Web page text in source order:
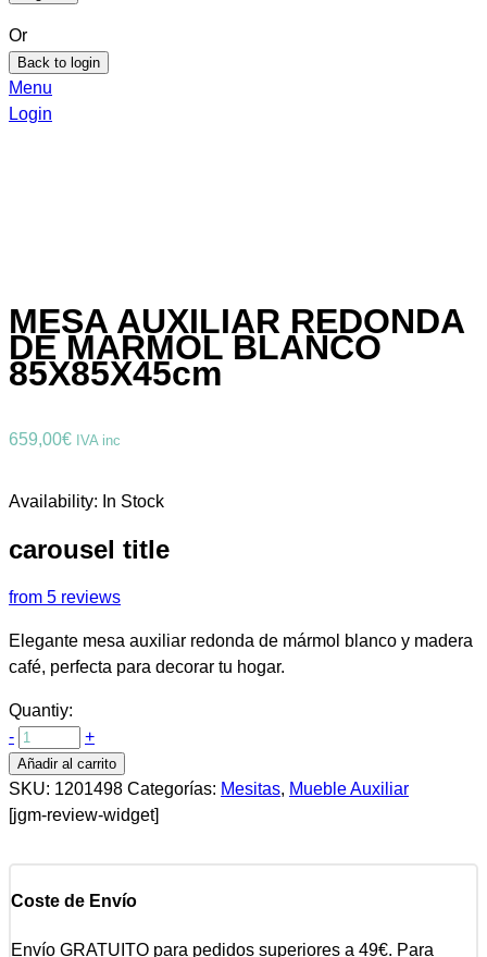
Or
Back to login
Menu
Login
MESA AUXILIAR REDONDA
DE MARMOL BLANCO
85X85X45cm
659,00€ IVA inc
Availability: In Stock
carousel title
from 5 reviews
Elegante mesa auxiliar redonda de mármol blanco y madera
café, perfecta para decorar tu hogar.
Quantiy:
-
+
Añadir al carrito
SKU: 1201498 Categorías: Mesitas, Mueble Auxiliar
[jgm-review-widget]
Coste de Envío
Envío GRATUITO para pedidos superiores a 49€. Para